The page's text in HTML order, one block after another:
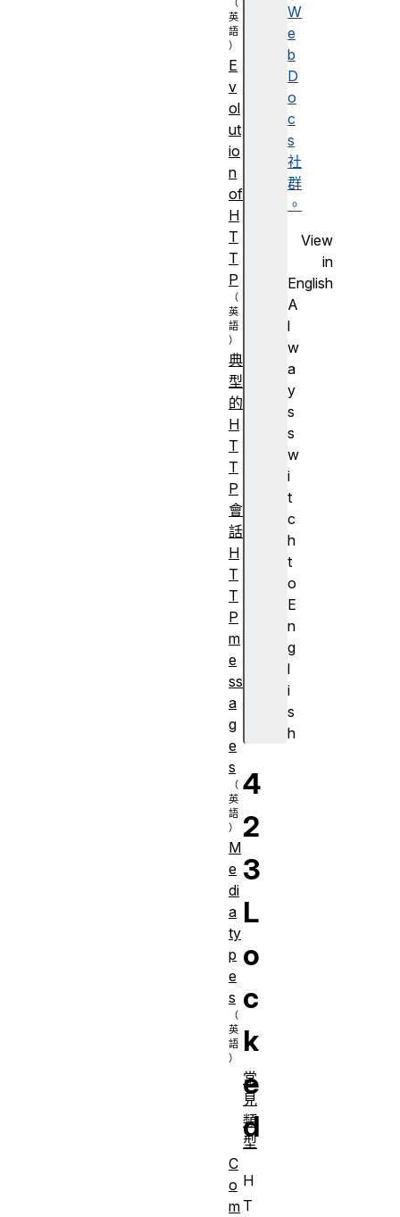
W
e
b
D
o
c
s
社
群
。
View
in
English
A
l
w
a
y
s
s
w
i
t
c
h
t
o
E
n
g
l
i
s
h
4
2
3
L
o
c
k
e
d
H
T
E
v
ol
ut
io
n
of
H
T
T
P
典
型
的
H
T
T
P
會
話
H
T
T
P
m
e
ss
a
g
e
s
M
e
di
a
ty
p
e
s
常
見
類
型
C
o
m